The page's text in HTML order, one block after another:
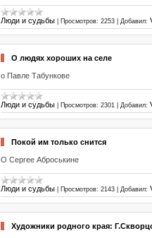
Люди и судьбы Просмотров: 2253 Добавил:
О людях хороших на селе
о Павле Табункове
Люди и судьбы Просмотров: 2301 Добавил:
Покой им только снится
О Сергее Аброськине
Люди и судьбы Просмотров: 2143 Добавил:
Художники родного края: